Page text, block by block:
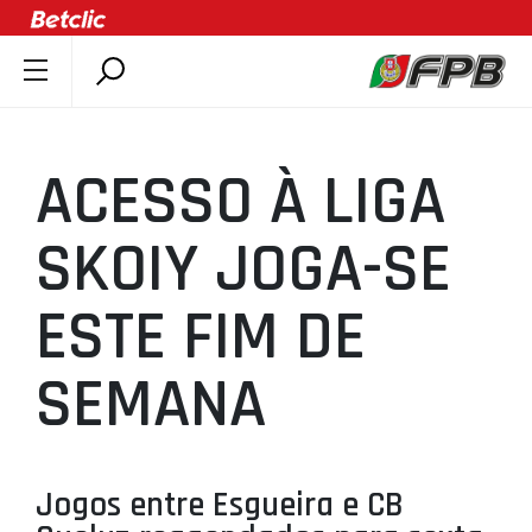
ÚLTIMAS
COMPETIÇÕES
ASSOCIAÇÕES
CLUBES
AGENTES
AGENDA
MINIBASQUETE
ACESSO À LIGA
SKOIY JOGA-SE
ESTE FIM DE
SEMANA
Jogos entre Esgueira e CB